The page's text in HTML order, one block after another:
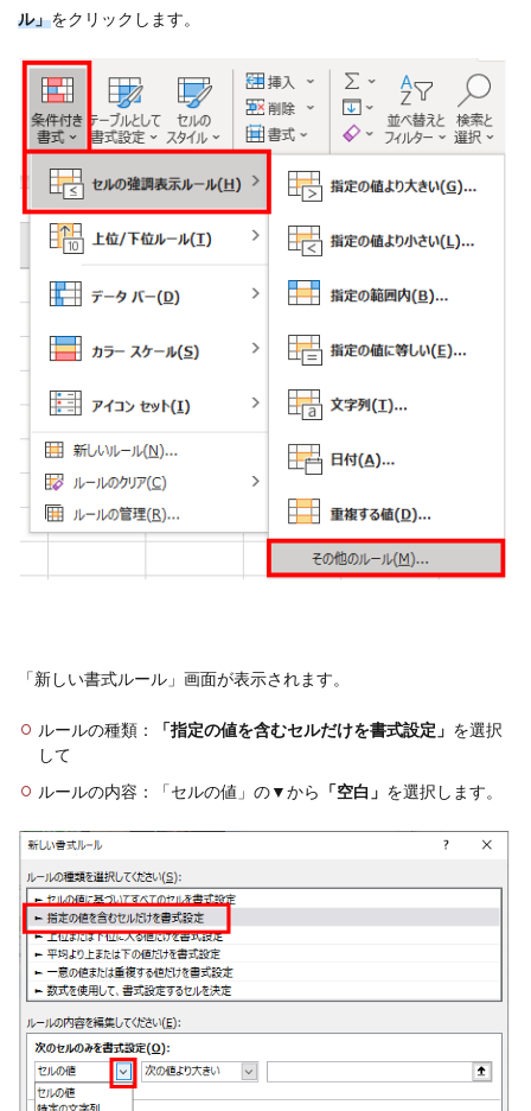
ル」をクリックします。
「新しい書式ルール」画面が表示されます。
ルールの種類： 「指定の値を含むセルだけを書式設定」 を選択
して
ルールの内容：「セルの値」の▼から 「空白」 を選択します。